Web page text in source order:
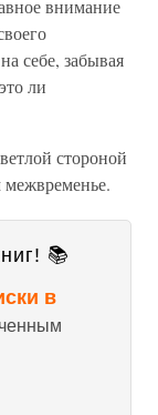
внимание
себе, забывая
ли
стороной
межвременье.
📚
в